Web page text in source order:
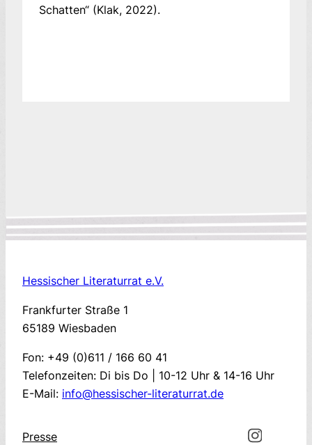
Schatten“ (Klak, 2022).
Hessischer Literaturrat e.V.
Frankfurter Straße 1
65189 Wiesbaden
Fon: +49 (0)611 / 166 60 41
Telefonzeiten: Di bis Do | 10-12 Uhr & 14-16 Uhr
E-Mail: info@hessischer-literaturrat.de
Presse